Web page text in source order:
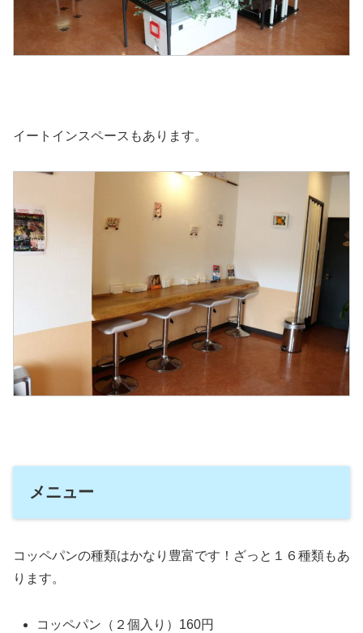
イートインスペースもあります。
メニュー
コッペパンの種類はかなり豊富です！ざっと１６種類もあ
ります。
コッペパン（２個入り）160円